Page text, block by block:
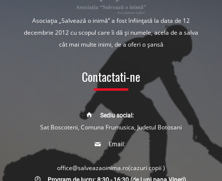
Asociația „Salvează o inimă” a fost înființată la data de 12
decembrie 2012 cu scopul care îi dă și numele, acela de a salva
cât mai multe inimi, de a oferi o șansă
Contactati-ne
Sediu social:
Sat Boscoteni, Comuna Frumusica, Judetul Botosani
Email:
office@salveazaoinima.ro(cazuri copii )